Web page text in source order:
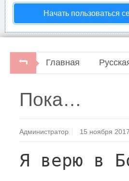
Начать пользоваться
Главная
Пока…
Администратор 15 ноября 2017
Я верю в